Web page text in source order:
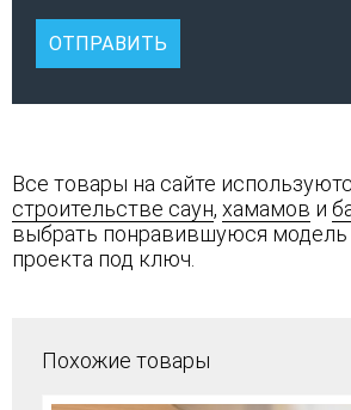
Все товары на сайте
строительстве саун, хамамов и
выбрать понравившуюся модель
проекта под ключ.
Похожие товары